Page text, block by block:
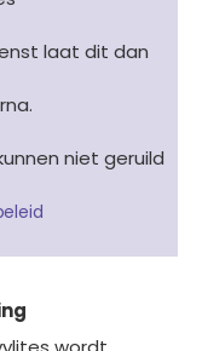
laat dit dan
niet geruild